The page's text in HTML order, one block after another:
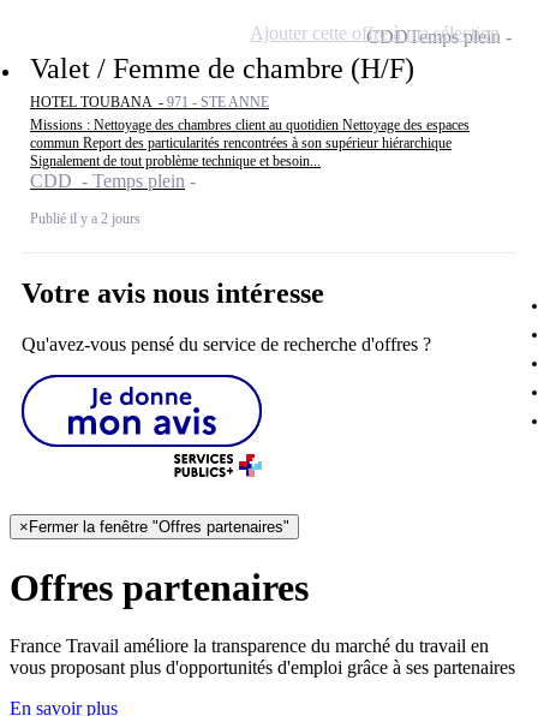
Valet / Femme de chambre (H/F)
HOTEL TOUBANA - 971 - STE ANNE
Missions : Nettoyage des chambres client au quotidien Nettoyage des espaces
commun Report des particularités rencontrées à son supérieur hiérarchique
Signalement de tout problème technique et besoin...
CDD - Temps plein
Publié il y a 2 jours
CDDTemps plein
Ajouter cette offre à ma sélection
Votre avis nous intéresse
Qu'avez-vous pensé du service de recherche d'offres ?
× Fermer la fenêtre "Offres partenaires"
Offres partenaires
France Travail améliore la transparence du marché du travail en
vous proposant plus d'opportunités d'emploi grâce à ses partenaires
En savoir plus